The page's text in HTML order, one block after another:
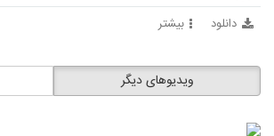
دانلود بیشتر
ویدیوهای دیگر